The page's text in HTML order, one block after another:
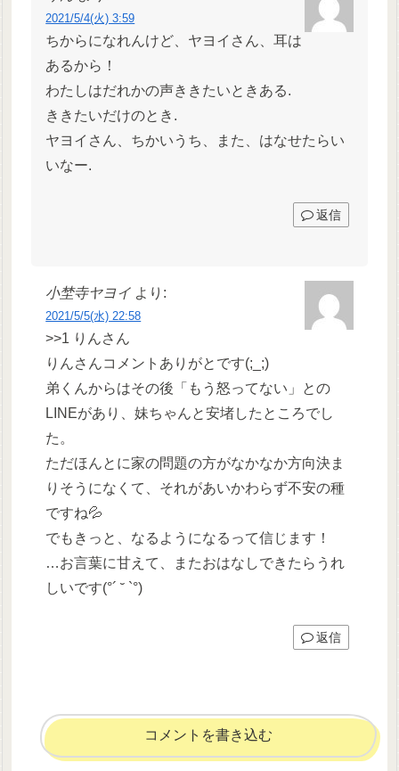
2021/5/4(火) 3:59
ちからになれんけど、ヤヨイさん、耳は
あるから！
わたしはだれかの声ききたいときある.
ききたいだけのとき.
ヤヨイさん、ちかいうち、また、はなせたらい
いなー.
返信
小埜寺ヤヨイ より:
2021/5/5(水) 22:58
>>1 りんさん
りんさんコメントありがとです(;_;)
弟くんからはその後「もう怒ってない」との
LINEがあり、妹ちゃんと安堵したところでし
た。
ただほんとに家の問題の方がなかなか方向決ま
りそうになくて、それがあいかわらず不安の種
ですね💦
でもきっと、なるようになるって信じます！
…お言葉に甘えて、またおはなしできたらうれ
しいです(°´ ˘ `°)
返信
コメントを書き込む